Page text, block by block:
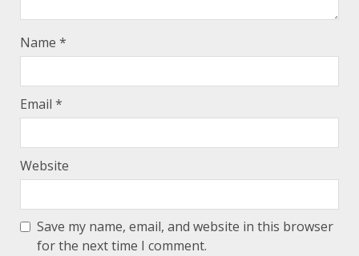
Name *
Email *
Website
Save my name, email, and website in this browser
for the next time I comment.